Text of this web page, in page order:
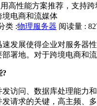
高性能方案推荐，支持
境电商和流媒体
类 :物理服务器 阅读量 :
展使得企业对服务器性
署地。对于跨境电商和
问、数据库处理能力和
请求的关键，高主频、